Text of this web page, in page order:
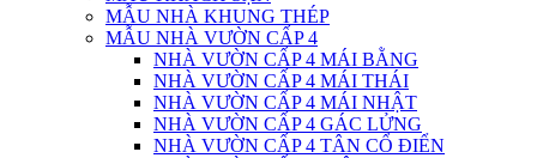
MẪU NHÀ KHUNG THÉP
MẪU NHÀ VƯỜN CẤP 4
NHÀ VƯỜN CẤP 4 MÁI BẰNG
NHÀ VƯỜN CẤP 4 MÁI THÁI
NHÀ VƯỜN CẤP 4 MÁI NHẬT
NHÀ VƯỜN CẤP 4 GÁC LỬNG
NHÀ VƯỜN CẤP 4 TÂN CỔ ĐIỂN